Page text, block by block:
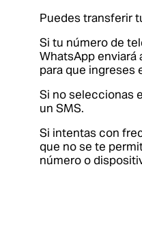
Puedes transferir
Si tu número de
WhatsApp
para que ingreses
Si no seleccionas
un SMS.
Si intentas con
que no se te
número o